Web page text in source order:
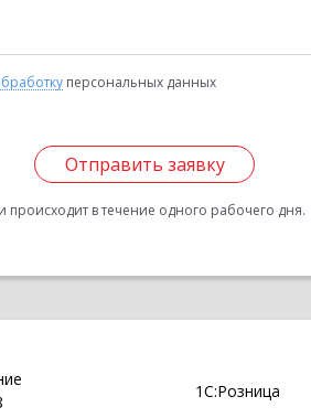
персональных данных
Отправить заявку
происходит в течение одного рабочего дня.
1С:Розница